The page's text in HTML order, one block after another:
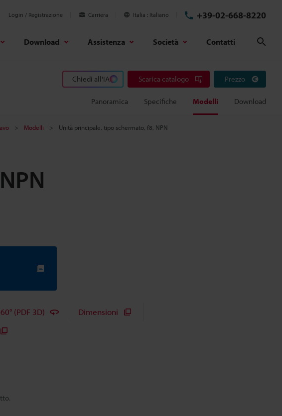
Login / Registrazione Carriera Italia Italiano +39-02-668-8220
Download Assistenza Società Contatti
Chiedi all'IA Scarica catalogo Prezzo
Panoramica Specifiche Modelli Download
Modelli Unità principale, tipo schermato, f8, NPN
(PDF 3D)
Dimensioni